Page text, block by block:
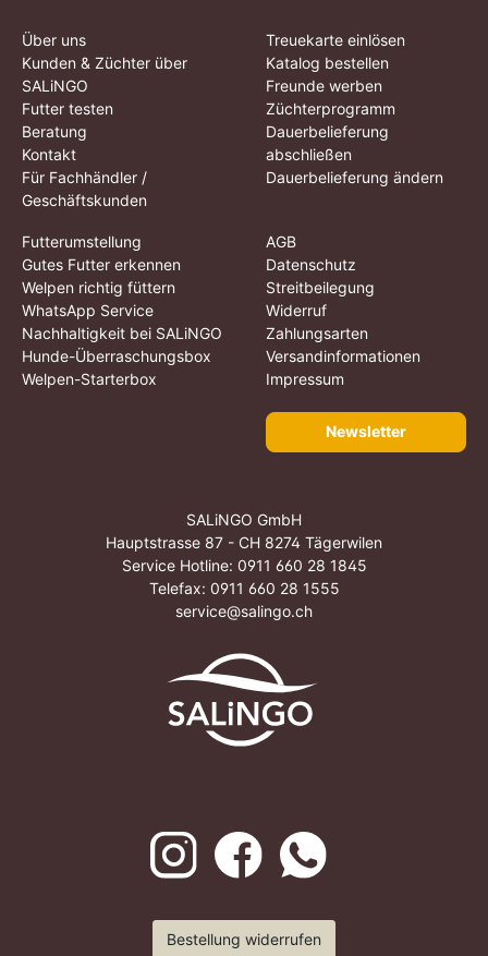
Über uns
Kunden & Züchter über
SALiNGO
Futter testen
Beratung
Kontakt
Für Fachhändler /
Geschäftskunden
Treuekarte einlösen
Katalog bestellen
Freunde werben
Züchterprogramm
Dauerbelieferung
abschließen
Dauerbelieferung ändern
Futterumstellung
Gutes Futter erkennen
Welpen richtig füttern
WhatsApp Service
Nachhaltigkeit bei SALiNGO
Hunde-Überraschungsbox
Welpen-Starterbox
AGB
Datenschutz
Streitbeilegung
Widerruf
Zahlungsarten
Versandinformationen
Impressum
Newsletter
SALiNGO GmbH
Hauptstrasse 87 - CH 8274 Tägerwilen
Service Hotline: 0911 660 28 1845
Telefax: 0911 660 28 1555
service@salingo.ch
Bestellung widerrufen